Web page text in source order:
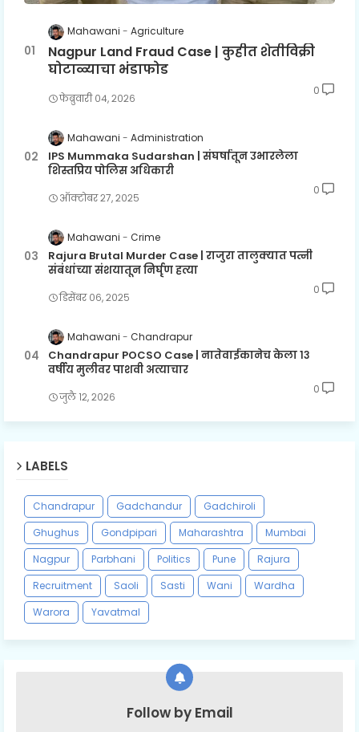
Mahawani Agriculture
Nagpur Land Fraud Case | कुहीत शेतीविक्री
घोटाळ्याचा भंडाफोड
फेब्रुवारी ०४, २०२६
0
Mahawani Administration
IPS Mummaka Sudarshan | संघर्षातून उभारलेला
शिस्तप्रिय पोलिस अधिकारी
ऑक्टोबर २७, २०२५
0
Mahawani Crime
Rajura Brutal Murder Case | राजुरा तालुक्यात पत्नी
संबंधांच्या संशयातून निर्घृण हत्या
डिसेंबर ०६, २०२५
0
Mahawani Chandrapur
Chandrapur POCSO Case | नातेवाईकानेच केला १३
वर्षीय मुलीवर पाशवी अत्याचार
जुलै १२, २०२६
0
LABELS
Chandrapur Gadchandur
Gadchiroli
Ghughus
Gondpipari Maharashtra
Mumbai
Nagpur
Parbhani Politics Pune
Rajura
Recruitment
Saoli Sasti Wani
Wardha
Warora
Yavatmal
Follow by Email